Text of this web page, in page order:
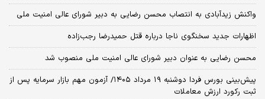
واکنش زیدآبادی به انتصاب محسن رضایی به دبیر شورای عالی امنیت ملی
اظهارات جدید سخنگوی ناجا درباره قتل حمیدرضا رجب‌زاده
محسن رضایی به عنوان دبیر شورای عالی امنیت ملی منصوب شد
​پیش‌بینی بورس فردا دوشنبه ۱۹ مرداد ۱۴۰۵/ آزمون مهم بازار سرمایه پس از
ثبت رکورد ارزش معاملات